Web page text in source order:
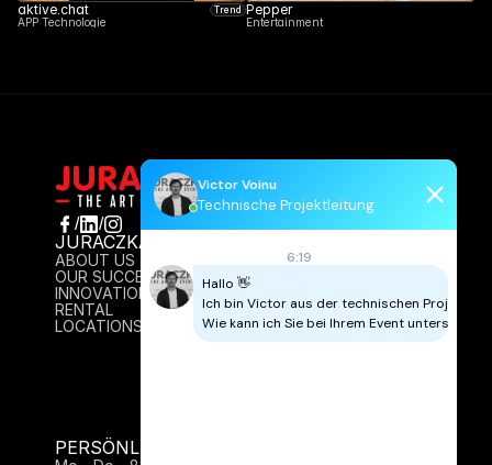
aktive.chat Trend
APP Technologie
Pepper
Entertainment
/ /
JURACZKA
ABOUT US
OUR SUCCESS
INNOVATION
RENTAL
LOCATIONS
IMPRESSUM
DATENSCHUTZ
CONTACT
PERSÖNLICH FÜR SIE DA:
Victor Voinu
Technische Projektleitung
6:19
Hallo 👋
Ich bin Victor aus der technischen
Wie kann ich Sie bei Ihrem Event